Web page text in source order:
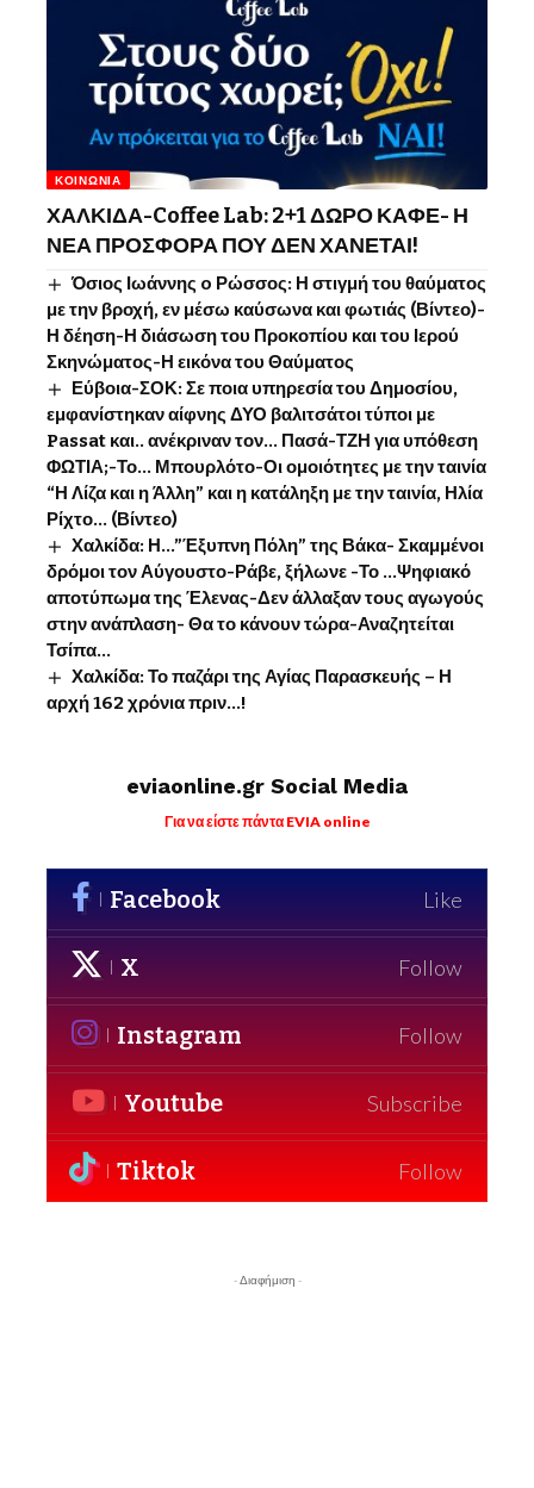
ΚΟΙΝΩΝΊΑ
ΧΑΛΚΙΔΑ-Coffee Lab: 2+1 ΔΩΡΟ ΚΑΦΕ- Η
ΝΕΑ ΠΡΟΣΦΟΡΑ ΠΟΥ ΔΕΝ ΧΑΝΕΤΑΙ!
Όσιος Ιωάννης o Ρώσσος: Η στιγμή του θαύματος
με την βροχή, εν μέσω καύσωνα και φωτιάς (Βίντεο)-
Η δέηση-Η διάσωση του Προκοπίου και του Ιερού
Σκηνώματος-Η εικόνα του Θαύματος
Εύβοια-ΣΟΚ: Σε ποια υπηρεσία του Δημοσίου,
εμφανίστηκαν αίφνης ΔΥΟ βαλιτσάτοι τύποι με
Passat και.. ανέκριναν τον… Πασά-ΤΖΗ για υπόθεση
ΦΩΤΙΑ;-Το… Μπουρλότο-Οι ομοιότητες με την ταινία
“Η Λίζα και η Άλλη” και η κατάληξη με την ταινία, Ηλία
Ρίχτο… (Βίντεο)
Χαλκίδα: Η…”Έξυπνη Πόλη” της Βάκα- Σκαμμένοι
δρόμοι τον Αύγουστο-Ράβε, ξήλωνε -Το …Ψηφιακό
αποτύπωμα της Έλενας-Δεν άλλαξαν τους αγωγούς
στην ανάπλαση- Θα το κάνουν τώρα-Αναζητείται
Τσίπα…
Χαλκίδα: Το παζάρι της Αγίας Παρασκευής – Η
αρχή 162 χρόνια πριν…!
eviaonline.gr Social Media
Για να είστε πάντα EVIA online
Facebook Like
X Follow
Instagram Follow
Youtube Subscribe
Tiktok Follow
- Διαφήμιση -